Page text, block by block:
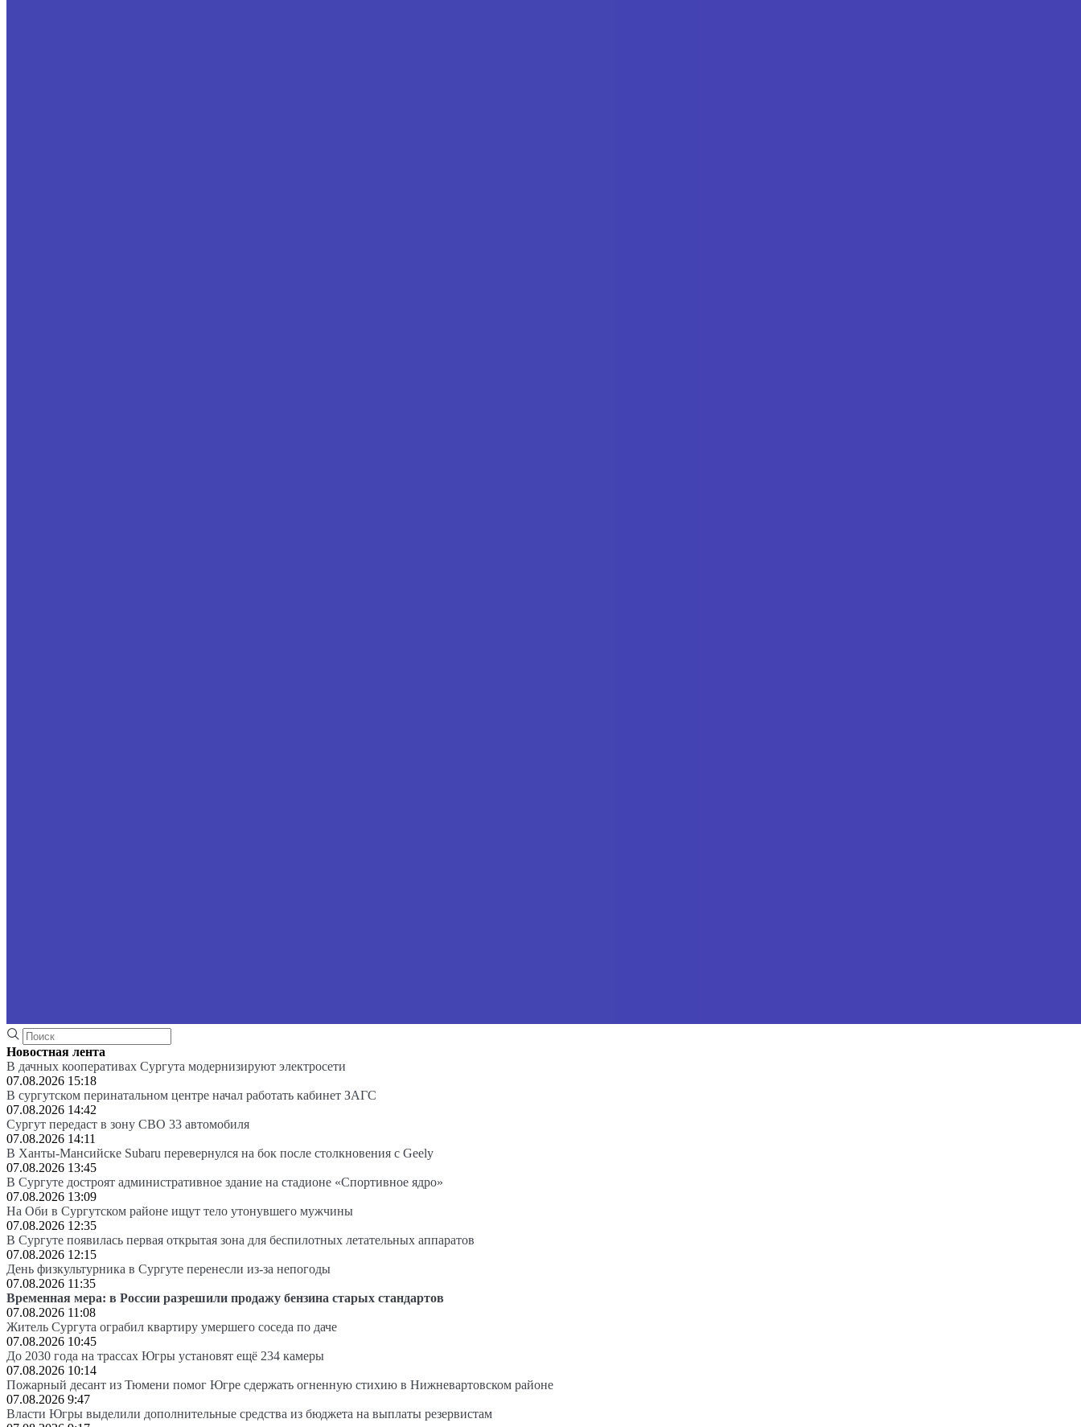
Новостная лента
В дачных кооперативах Сургута модернизируют электросети
07.08.2026 15:18
В сургутском перинатальном центре начал работать кабинет ЗАГС
07.08.2026 14:42
Сургут передаст в зону СВО 33 автомобиля
07.08.2026 14:11
В Ханты-Мансийске Subaru перевернулся на бок после столкновения с Geely
07.08.2026 13:45
В Сургуте достроят административное здание на стадионе «Спортивное ядро»
07.08.2026 13:09
На Оби в Сургутском районе ищут тело утонувшего мужчины
07.08.2026 12:35
В Сургуте появилась первая открытая зона для беспилотных летательных аппаратов
07.08.2026 12:15
День физкультурника в Сургуте перенесли из-за непогоды
07.08.2026 11:35
Временная мера: в России разрешили продажу бензина старых стандартов
07.08.2026 11:08
Житель Сургута ограбил квартиру умершего соседа по даче
07.08.2026 10:45
До 2030 года на трассах Югры установят ещё 234 камеры
07.08.2026 10:14
Пожарный десант из Тюмени помог Югре сдержать огненную стихию в Нижневартовском районе
07.08.2026 9:47
Власти Югры выделили дополнительные средства из бюджета на выплаты резервистам